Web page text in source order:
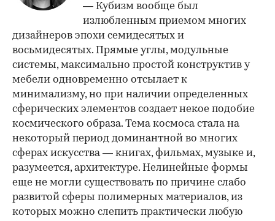
— Кубизм вообще был
излюбленным приемом многих
дизайнеров эпохи семидесятых и
восьмидесятых. Прямые углы, модульные
системы, максимально простой конструктив у
мебели одновременно отсылает к
минимализму, но при наличии определенных
сферических элементов создает некое подобие
космического образа. Тема космоса стала на
некоторый период доминантной во многих
сферах искусства — книгах, фильмах, музыке и,
разумеется, архитектуре. Нелинейные формы
еще не могли существовать по причине слабо
развитой сферы полимерных материалов, из
которых можно слепить практически любую